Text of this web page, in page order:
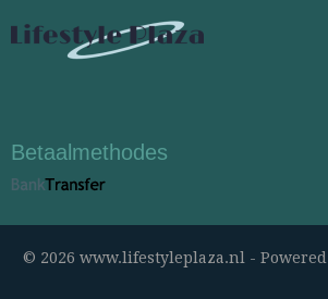
Betaalmethodes
© 2026 www.lifestyleplaza.nl -